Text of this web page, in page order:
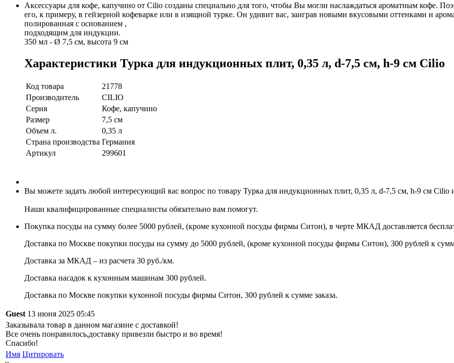
Аксессуары для кофе, капучино от Cilio созданы специально для того, чтобы Вы могли наслаждаться ароматным кофе.
его, к примеру, в гейзерной кофеварке или в изящной турке. Он удивит вас, заиграв новыми вкусовыми оттенками и
полированная с основанием ,
подходящим для индукции.
350 мл - Ø 7,5 см, высота 9 см
Характеристики Турка для индукционных плит, 0,35 л, d-7,5 см, h-9 см Cilio
Код товара
21778
Производитель
CILIO
Серия
Кофе, капучино
Размер
7,5 см
Объем л.
0,35 л
Страна производства Германия
Артикул
299601
Вы можете задать любой интересующий вас вопрос по товару Турка для индукционных плит, 0,35 л, d-7,5 см, h-9 см Cilio
Наши квалифицированные специалисты обязательно вам помогут.
Покупка посуды на сумму более 5000 рублей, (кроме кухонной посуды фирмы Ситон), в черте МКАД доставляется
Доставка по Москве покупки посуды на сумму до 5000 рублей, (кроме кухонной посуды фирмы Ситон), 300 рублей к
Доставка за МКАД – из расчета 30 руб./км.
Доставка насадок к кухонным машинам 300 рублей.
Доставка по Москве покупки кухонной посуды фирмы Ситон, 300 рублей к сумме заказа.
Guest 13 июня 2025 05:45
Заказывала товар в данном магазине с доставкой!
Все очень понравилось,доставку привезли быстро и во время!
Спасибо!
Имя Цитировать